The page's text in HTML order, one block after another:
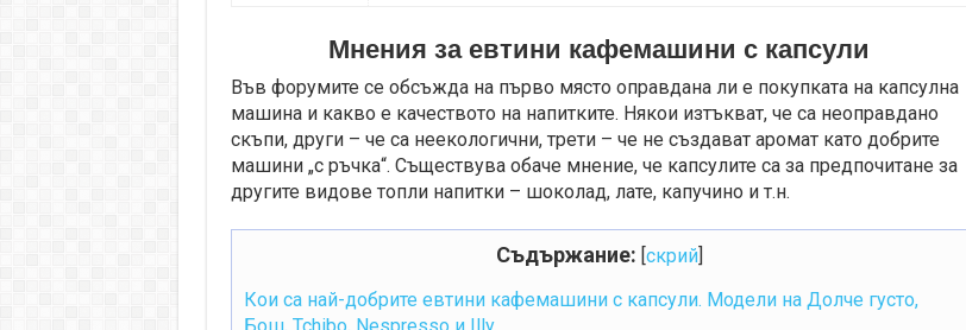
Мнения за евтини кафемашини с капсули
Във форумите се обсъжда на първо място оправдана ли е покупката на капсулна
машина и какво е качеството на напитките. Някои изтъкват, че са неоправдано
скъпи, други – че са неекологични, трети – че не създават аромат като добрите
машини „с ръчка“. Съществува обаче мнение, че капсулите са за предпочитане за
другите видове топли напитки – шоколад, лате, капучино и т.н.
Съдържание: [скрий]
Кои са най-добрите евтини кафемашини с капсули. Модели на Долче густо,